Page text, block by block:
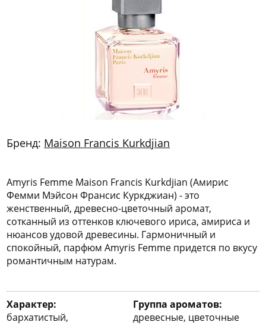
Бренд: Maison Francis Kurkdjian
Amyris Femme Maison Francis Kurkdjian (Амирис
Фемми Мэйсон Франсис Куркджиан) - это
женственный, древесно-цветочный аромат,
сотканный из оттенков ключевого ириса, амириса и
нюансов удовой древесины. Гармоничный и
спокойный, парфюм Amyris Femme придется по вкусу
романтичным натурам.
Характер:
бархатистый,
Группа ароматов:
древесные, цветочные